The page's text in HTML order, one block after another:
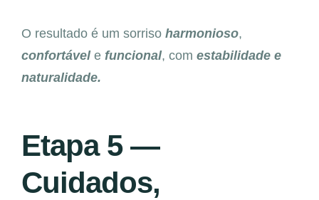
O resultado é um sorriso harmonioso,
confortávele funcional, com estabilidade e
naturalidade.
Etapa 5 —
Cuidados,